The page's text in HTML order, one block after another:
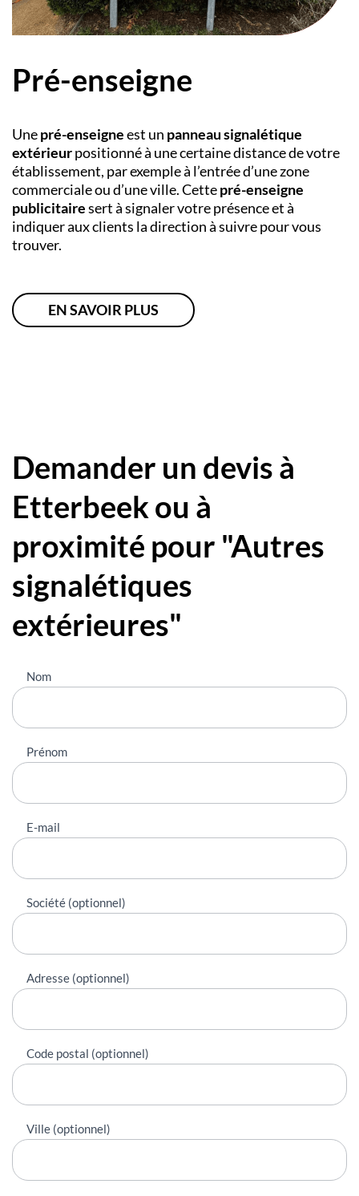
Pré-enseigne
Unepré-enseigneest un panneau signalétique
extérieurpositionné à une certaine distance de votre
établissement, par exemple à l’entrée d’une zone
commerciale ou d’une ville. Cettepré-enseigne
publicitairesert à signaler votre présence et à
indiquer aux clients la direction à suivre pour vous
trouver.
EN SAVOIR PLUS
Demander un devis à
Etterbeek ou à
proximité pour "Autres
signalétiques
extérieures"
Nous
contacter
Nom
Prénom
E-mail
Société (optionnel)
Adresse (optionnel)
Code postal (optionnel)
Ville (optionnel)